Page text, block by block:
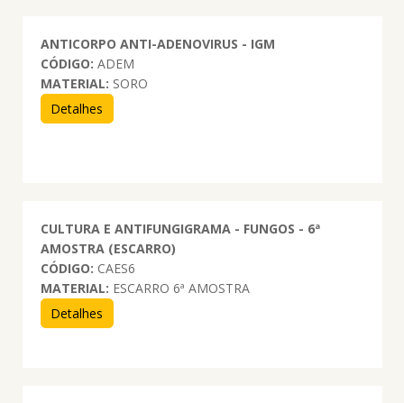
ANTICORPO ANTI-ADENOVIRUS - IGM
CÓDIGO: ADEM
MATERIAL: SORO
Detalhes
CULTURA E ANTIFUNGIGRAMA - FUNGOS - 6ª
AMOSTRA (ESCARRO)
CÓDIGO: CAES6
MATERIAL: ESCARRO 6ª AMOSTRA
Detalhes